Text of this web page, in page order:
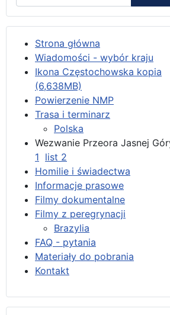
Strona główna
Wiadomości - wybór kraju
Ikona Częstochowska kopia
(6,638MB)
Powierzenie NMP
Trasa i terminarz
Polska
Wezwanie Przeora Jasnej
1 list 2
Homilie i świadectwa
Informacje prasowe
Filmy dokumentalne
Filmy z peregrynacji
Brazylia
FAQ - pytania
Materiały do pobrania
Kontakt